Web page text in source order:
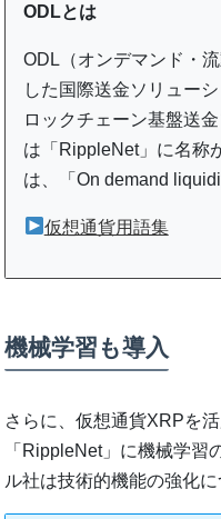
ODLとは
ODL（オンデマンド・
した国際送金ソリュー
ロックチェーン基盤送
は「RippleNet」に名称
は、「On demand
仮想通貨用語集
機械学習も導入
さらに、仮想通貨XRPを
「RippleNet」に機械学
ル社は技術的機能の強化